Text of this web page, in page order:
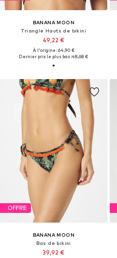
BANANA MOON
Triangle Hauts de bikini
49,22 €
À l'origine : 64,90 €
Dernier prix le plus bas :48,68 €
OFFRE
BANANA MOON
Bas de bikini
39,92 €